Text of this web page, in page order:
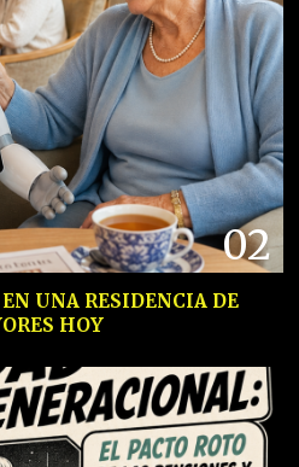
02
UNA RESIDENCIA DE
HOY